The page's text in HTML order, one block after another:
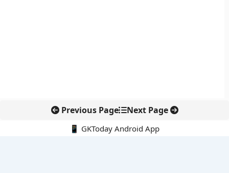
Previous Page Next Page
📱 GKToday Android App